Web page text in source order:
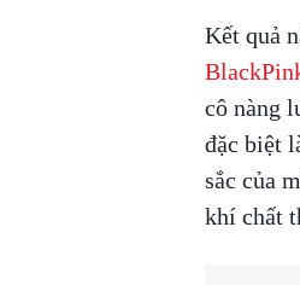
Kết quả
cô nàng
đặc biệt
sắc của
khí chất